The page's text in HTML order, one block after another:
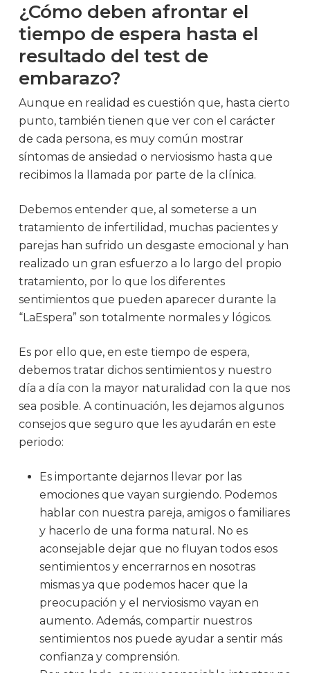
¿Cómo deben afrontar el
tiempo de espera hasta el
resultado del test de
embarazo?
Aunque en realidad es cuestión que, hasta cierto
punto, también tienen que ver con el carácter
de cada persona, es muy común mostrar
síntomas de ansiedad o nerviosismo hasta que
recibimos la llamada por parte de la clínica.
Debemos entender que, al someterse a un
tratamiento de infertilidad, muchas pacientes y
parejas han sufrido un desgaste emocional y han
realizado un gran esfuerzo a lo largo del propio
tratamiento, por lo que los diferentes
sentimientos que pueden aparecer durante la
“LaEspera” son totalmente normales y lógicos.
Es por ello que, en este tiempo de espera,
debemos tratar dichos sentimientos y nuestro
día a día con la mayor naturalidad con la que nos
sea posible. A continuación, les dejamos algunos
consejos que seguro que les ayudarán en este
periodo:
Es importante dejarnos llevar por las
emociones que vayan surgiendo. Podemos
hablar con nuestra pareja, amigos o familiares
y hacerlo de una forma natural. No es
aconsejable dejar que no fluyan todos esos
sentimientos y encerrarnos en nosotras
mismas ya que podemos hacer que la
preocupación y el nerviosismo vayan en
aumento. Además, compartir nuestros
sentimientos nos puede ayudar a sentir más
confianza y comprensión.